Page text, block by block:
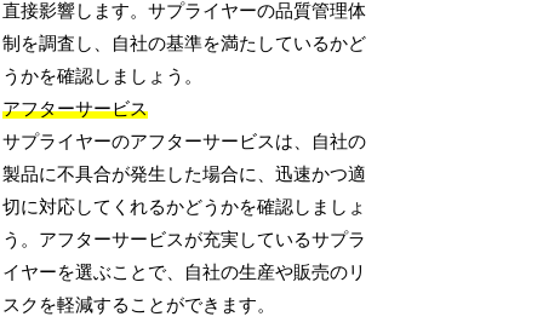
直接影響します。サプライヤーの品質管理体
制を調査し、自社の基準を満たしているかど
うかを確認しましょう。
アフターサービス
サプライヤーのアフターサービスは、自社の
製品に不具合が発生した場合に、迅速かつ適
切に対応してくれるかどうかを確認しましょ
う。アフターサービスが充実しているサプラ
イヤーを選ぶことで、自社の生産や販売のリ
スクを軽減することができます。